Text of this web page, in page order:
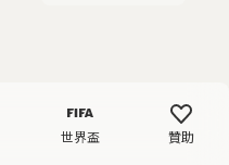
世界盃 贊助